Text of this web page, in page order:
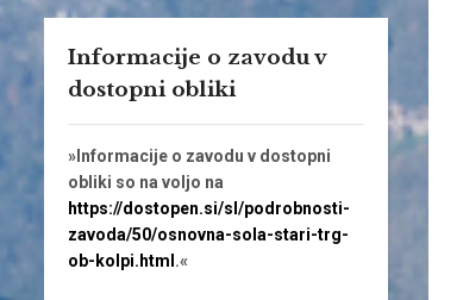
Informacije o zavodu v
dostopni obliki
»Informacije o zavodu v dostopni
obliki so na voljo na
https://dostopen.si/sl/podrobnosti-
zavoda/50/osnovna-sola-stari-trg-
ob-kolpi.html .«